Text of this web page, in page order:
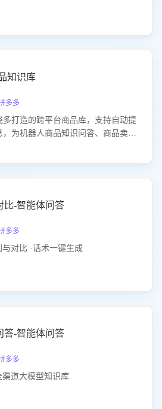
知识库
多多
打造的跨平台商品库，支持自动提
为机器人商品知识问答、商品卖点
比-智能体问答
多多
对比 ·话术一键生成
答-智能体问答
多多
渠道大模型知识库